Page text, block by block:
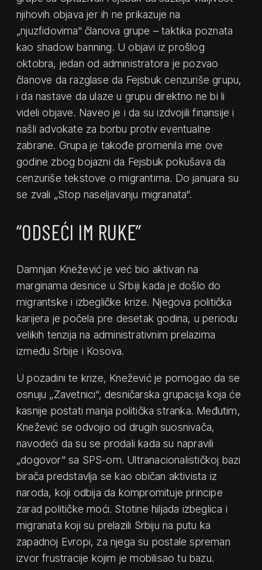
njihovih objava jer ih ne prikazuje na
„njuzfidovima“ članova grupe – taktika poznata
kao shadow banning. U objavi iz prošlog
oktobra, jedan od administratora je pozvao
članove da razglase da Fejsbuk cenzuriše grupu,
i da nastave da ulaze u grupu direktno ne bi li
videli objave. Naveo je i da su izdvojili finansije i
našli advokate za borbu protiv eventualne
zabrane. Grupa je takođe promenila ime ove
godine zbog bojazni da Fejsbuk pokušava da
cenzuriše tekstove o migrantima. Do januara su
se zvali „Stop naseljavanju migranata“.
“ODSEĆI IM RUKE”
Damnjan Knežević je već bio aktivan na
marginama desnice u Srbiji kada je došlo do
migrantske i izbegličke krize. Njegova politička
karijera je počela pre desetak godina, u periodu
velikih tenzija na administrativnim prelazima
između Srbije i Kosova.
U pozadini te krize, Knežević je pomogao da se
osnuju „Zavetnici“, desničarska grupacija koja će
kasnije postati manja politička stranka. Međutim,
Knežević se odvojio od drugih suosnivača,
navodeći da su se prodali kada su napravili
„dogovor“ sa SPS-om. Ultranacionalističkoj bazi
birača predstavlja se kao običan aktivista iz
naroda, koji odbija da kompromituje principe
zarad političke moći. Stotine hiljada izbeglica i
migranata koji su prelazili Srbiju na putu ka
zapadnoj Evropi, za njega su postale spreman
izvor frustracije kojim je mobilisao tu bazu.